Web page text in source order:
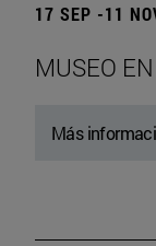
17 SEP -11
MUSEO
Más